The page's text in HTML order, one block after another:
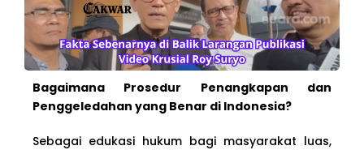
Bagaimana Prosedur Penangkapan dan
Penggeledahan yang Benar di Indonesia?
Sebagai edukasi hukum bagi masyarakat luas,